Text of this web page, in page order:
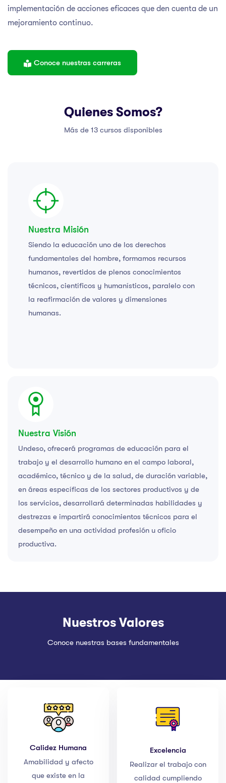
implementación de acciones eficaces que den cuenta de un
mejoramiento continuo.
Conoce nuestras carreras
Quienes Somos?
Más de 13 cursos disponibles
Nuestra Misión
Siendo la educación uno de los derechos
fundamentales del hombre, formamos recursos
humanos, revertidos de plenos conocimientos
técnicos, científicos y humanísticos, paralelo con
la reafirmación de valores y dimensiones
humanas.
Nuestra Visión
Undeso, ofrecerá programas de educación para el
trabajo y el desarrollo humano en el campo laboral,
académico, técnico y de la salud, de duración variable,
en áreas específicas de los sectores productivos y de
los servicios, desarrollará determinadas habilidades y
destrezas e impartirá conocimientos técnicos para el
desempeño en una actividad profesión u oficio
productiva.
Nuestros Valores
Conoce nuestras bases fundamentales
Calidez Humana
Amabilidad y afecto
que existe en la
Excelencia
Realizar el trabajo con
calidad cumpliendo